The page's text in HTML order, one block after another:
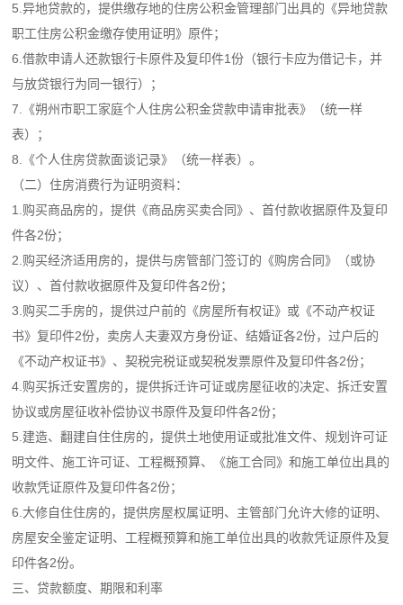
5.异地贷款的，提供缴存地的住房公积金管理部门出具的《异地贷款
职工住房公积金缴存使用证明》原件；
6.借款申请人还款银行卡原件及复印件1份（银行卡应为借记卡，并
与放贷银行为同一银行）；
7.《朔州市职工家庭个人住房公积金贷款申请审批表》（统一样
表）；
8.《个人住房贷款面谈记录》（统一样表）。
（二）住房消费行为证明资料：
1.购买商品房的，提供《商品房买卖合同》、首付款收据原件及复印
件各2份；
2.购买经济适用房的，提供与房管部门签订的《购房合同》（或协
议）、首付款收据原件及复印件各2份；
3.购买二手房的，提供过户前的《房屋所有权证》或《不动产权证
书》复印件2份，卖房人夫妻双方身份证、结婚证各2份，过户后的
《不动产权证书》、契税完税证或契税发票原件及复印件各2份；
4.购买拆迁安置房的，提供拆迁许可证或房屋征收的决定、拆迁安置
协议或房屋征收补偿协议书原件及复印件各2份；
5.建造、翻建自住住房的，提供土地使用证或批准文件、规划许可证
明文件、施工许可证、工程概预算、《施工合同》和施工单位出具的
收款凭证原件及复印件各2份；
6.大修自住住房的，提供房屋权属证明、主管部门允许大修的证明、
房屋安全鉴定证明、工程概预算和施工单位出具的收款凭证原件及复
印件各2份。
三、贷款额度、期限和利率